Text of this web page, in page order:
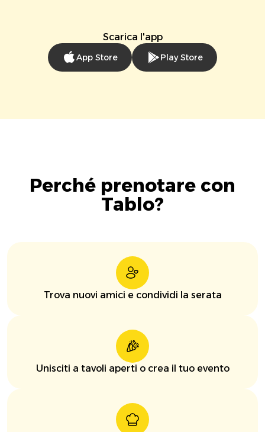
Scarica l'app
App Store Play Store
Perché prenotare con
Tablo?
Trova nuovi amici e condividi la serata
Unisciti a tavoli aperti o crea il tuo evento